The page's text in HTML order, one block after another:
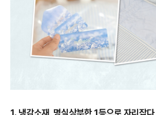
1. 냉감소재, 명실상부한 1등으로 자리잡다